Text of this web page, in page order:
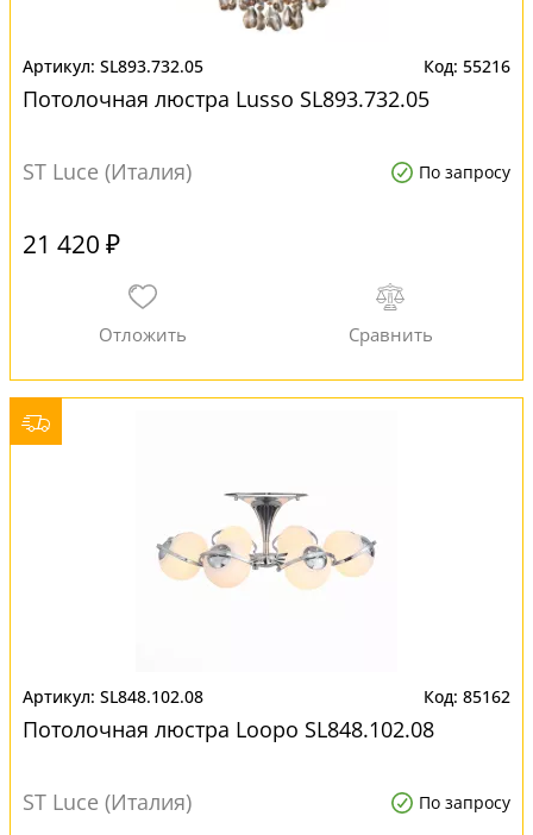
SL893.732.05 55216
Потолочная люстра Lusso SL893.732.05
ST Luce (Италия) По запросу
21 420 ₽
SL848.102.08 85162
Потолочная люстра Loopo SL848.102.08
ST Luce (Италия) По запросу